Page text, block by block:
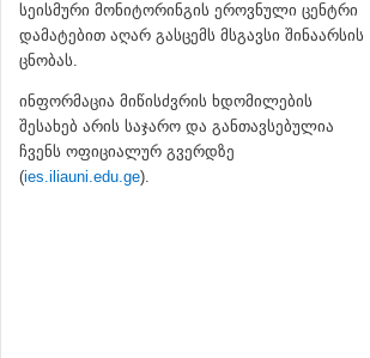
სეისმური მონიტორინგის ეროვნული ცენტრი
დამატებით აღარ გასცემს მსგავსი შინაარსის
ცნობას.
ინფორმაცია მიწისძვრის ხდომილების
შესახებ არის საჯარო და განთავსებულია
ჩვენს ოფიციალურ გვერდზე
(ies.iliauni.edu.ge).